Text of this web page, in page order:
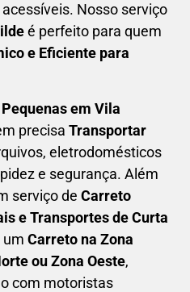
Nosso serviço
é perfeito para quem
e Eficiente para
em Vila
precisa Transportar
eletrodomésticos
e segurança. Além
serviço de Carreto
e Transportes de Curta
um Carreto na Zona
ou Zona Oeste,
com motoristas